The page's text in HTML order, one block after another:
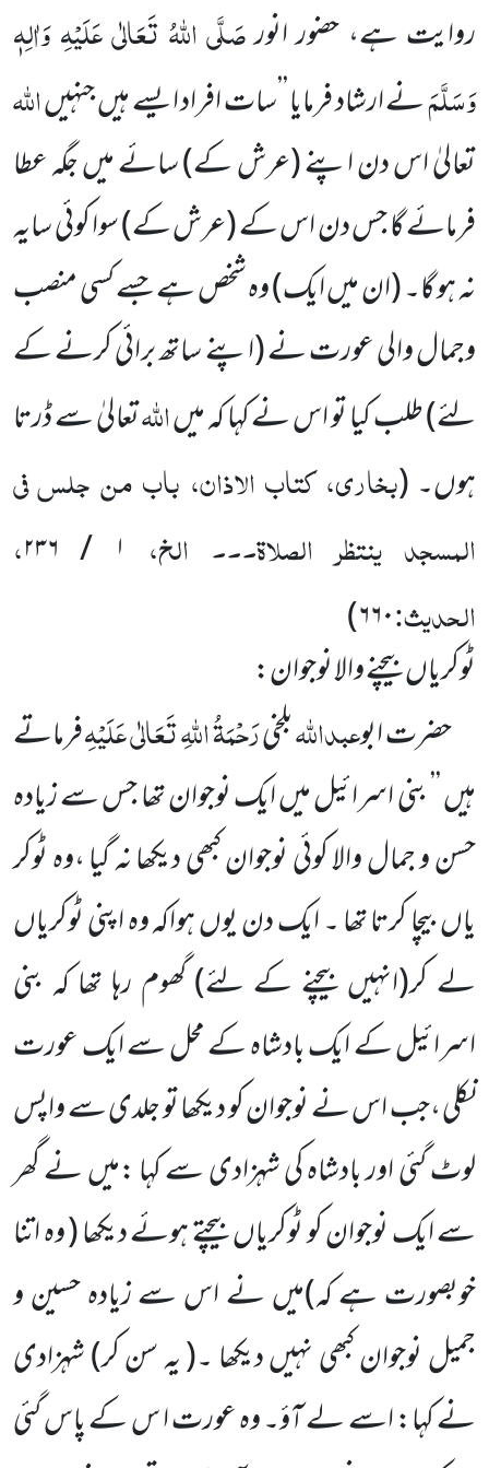
روایت ہے، حضور انورصَلَّی اللہُ تَعَالٰی عَلَیْہِ وَاٰلِہٖ
وَسَلَّمَنے ارشاد فرمایا ’’ساتافراد ایسے ہیں جنہیںاللہ
تعالیٰ اس دن اپنے(عرش کے)سائے میں جگہ عطا
فرمائے گا جس دن اس کے(عرش کے)سوا کوئی سایہ
نہ ہو گا۔(ان میں ایک)وہ شخص ہے جسے کسی منصب
وجمال والی عورت نے(اپنے ساتھ برائی کرنے کے
لئے)طلب کیا تو اس نے کہا کہ میںاللہتعالیٰ سے ڈرتا
ہوں۔ (بخاری، کتاب الاذان، باب من جلس فی
المسجد ینتظر الصلاۃ۔۔۔ الخ، ۱ / ۲۳۶،
الحدیث:۶۶۰)
ٹوکریاں بیچنے والا نوجوان:
حضرت ابوعبداللہبلخیرَحْمَۃُ اللہِ تَعَالٰی عَلَیْہِفرماتے
ہیں ’’ بنی اسرائیل میں ایک نوجوان تھا جس سے زیادہ
حسن و جمال والا کوئی نوجوان کبھی دیکھا نہ گیا،وہ ٹوکر
یاں بیچا کرتا تھا ۔ ایک دن یوں ہواکہ وہ اپنی ٹوکریاں
لے کر(انہیں بیچنے کے لئے)گھوم رہا تھا کہ بنی
اسرائیل کے ایک بادشاہ کے محل سے ایک عورت
نکلی ،جب اس نے نوجوان کو دیکھا تو جلدی سے واپس
لوٹ گئی اور بادشاہ کی شہزادی سے کہا :میں نے گھر
سے ایک نوجوان کو ٹوکریاں بیچتے ہوئے دیکھا( وہ اتنا
خوبصورت ہے کہ)میں نے اس سے زیادہ حسین و
جمیل نوجوان کبھی نہیں دیکھا ۔( یہ سنکر)شہزادی
نے کہا: اسے لے آؤ۔ وہ عورت ا س کے پاس گئی